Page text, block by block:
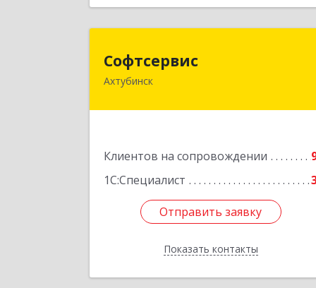
Софтсервис
Ахтубинск
Клиентов на сопровождении
1С:Специалист
Отправить заявку
Показать контакты
Отправить заявку
Назад